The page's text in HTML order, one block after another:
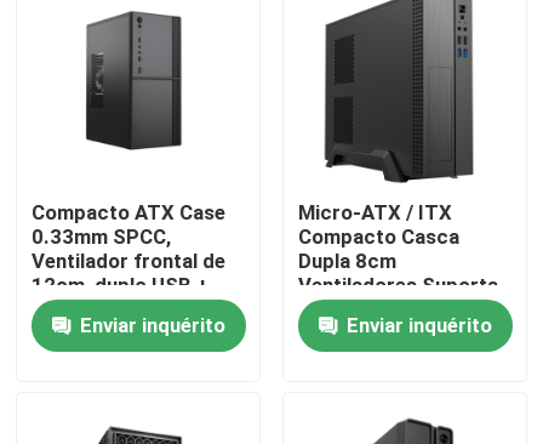
Para casa
Compacto ATX Case
0.33mm SPCC,
Ventilador frontal de
12cm, duplo USB +
áudio, suporte M-ATX,
260 * 160 * 350mm
Enviar inquérito
Micro-ATX / ITX
Compacto Casca
Dupla 8cm
Ventiladores Suporta
245mm GPU
Enviar inquérito